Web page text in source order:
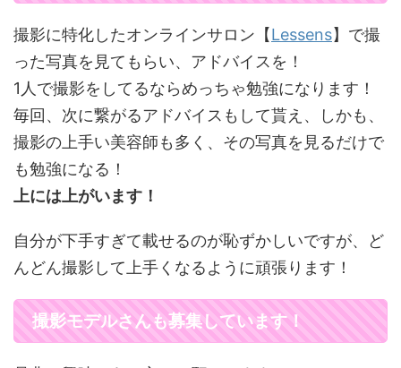
撮影に特化したオンラインサロン【Lessens】で撮
った写真を見てもらい、アドバイスを！
1人で撮影をしてるならめっちゃ勉強になります！
毎回、次に繋がるアドバイスもして貰え、しかも、
撮影の上手い美容師も多く、その写真を見るだけで
も勉強になる！
上には上がいます！
自分が下手すぎて載せるのが恥ずかしいですが、ど
んどん撮影して上手くなるように頑張ります！
撮影モデルさんも募集しています！